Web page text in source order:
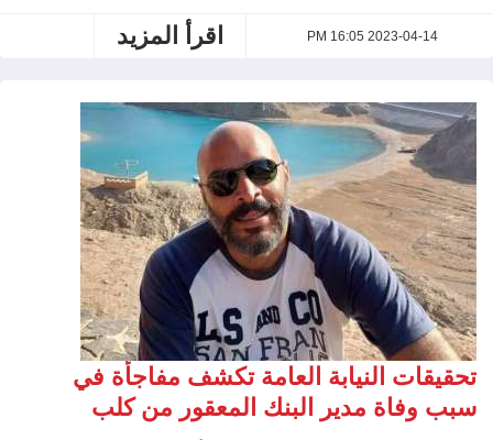
2023-04-14 16:05 PM اقرأ المزيد
تحقيقات النيابة العامة تكشف مفاجأة في
سبب وفاة مدير البنك المعقور من كلب